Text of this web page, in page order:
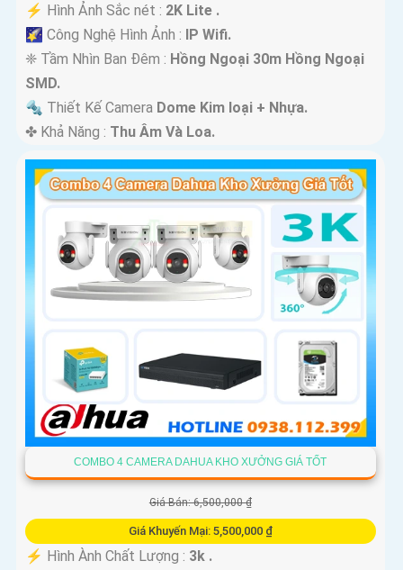
️⚡ Hình Ảnh Sắc nét : 2K Lite .
🌠 Công Nghệ Hình Ảnh : IP Wifi.
❈ Tầm Nhìn Ban Đêm : Hồng Ngoại 30m Hồng Ngoại
SMD.
🔩 Thiết Kế Camera Dome Kim loại + Nhựa.
️✤ Khả Năng : Thu Âm Và Loa.
COMBO 4 CAMERA DAHUA KHO XƯỞNG GIÁ TỐT
Giá Bán: 6,500,000 ₫
Giá Khuyến Mại: 5,500,000 ₫
️⚡ Hình Ành Chất Lượng : 3k .